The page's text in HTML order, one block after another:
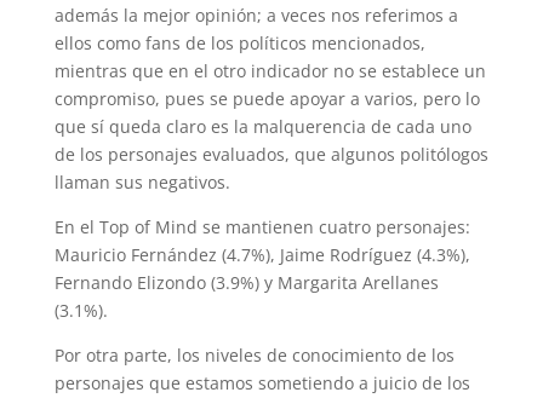
además la mejor opinión; a veces nos referimos a
ellos como fans de los políticos mencionados,
mientras que en el otro indicador no se establece un
compromiso, pues se puede apoyar a varios, pero lo
que sí queda claro es la malquerencia de cada uno
de los personajes evaluados, que algunos politólogos
llaman sus negativos.
En el Top of Mind se mantienen cuatro personajes:
Mauricio Fernández (4.7%), Jaime Rodríguez (4.3%),
Fernando Elizondo (3.9%) y Margarita Arellanes
(3.1%).
Por otra parte, los niveles de conocimiento de los
personajes que estamos sometiendo a juicio de los